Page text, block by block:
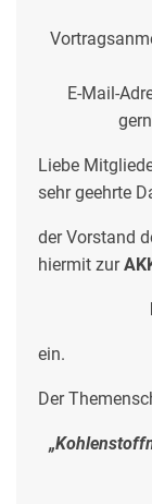
E-Mail-
Liebe
sehr geehrte
der Vorstand
hiermit zur
ein.
Der